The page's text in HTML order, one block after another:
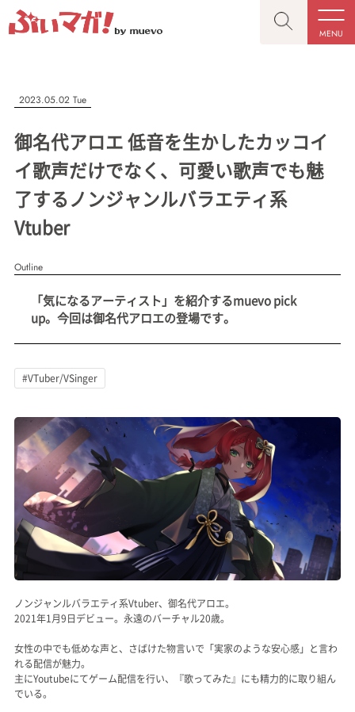
MENU
CLOSE
記事を検索する
#獣系 #動物系 #企業公式 #個人勢
#Vtuberグループ
CLOSE
“推しへの応援を形にする”VTuber専門メディア
プレスリリース一覧
会社概要
お問い合わせ
記事リクエスト
LINK
muevoクラウドファンディング
muevoコミュニティ
ぶいクラ！by muevo
FUKAKACHI+
Follow us
Official SNS
2023.05.02 Tue
御名代アロエ 低音を生かしたカッコイ
イ歌声だけでなく、可愛い歌声でも魅
了するノンジャンルバラエティ系
Vtuber
Outline
「気になるアーティスト」を紹介するmuevo pick
up。今回は御名代アロエの登場です。
#VTuber/VSinger
ノンジャンルバラエティ系Vtuber、御名代アロエ。
2021年1月9日デビュー。永遠のバーチャル20歳。
女性の中でも低めな声と、さばけた物言いで「実家のような安心感」と言わ
れる配信が魅力。
主にYoutubeにてゲーム配信を行い、『歌ってみた』にも精力的に取り組ん
でいる。